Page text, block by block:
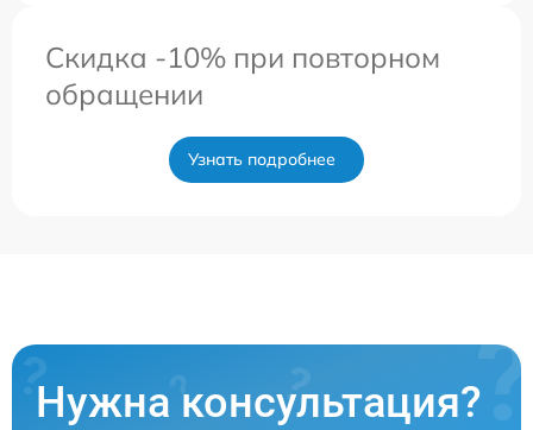
Скидка -10% при повторном
обращении
Узнать подробнее
Нужна консультация?